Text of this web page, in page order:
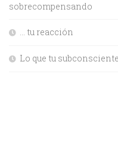
sobrecompensando
… tu reacción
Lo que tu